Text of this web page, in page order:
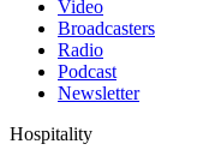
Video
Broadcasters
Radio
Podcast
Newsletter
Hospitality